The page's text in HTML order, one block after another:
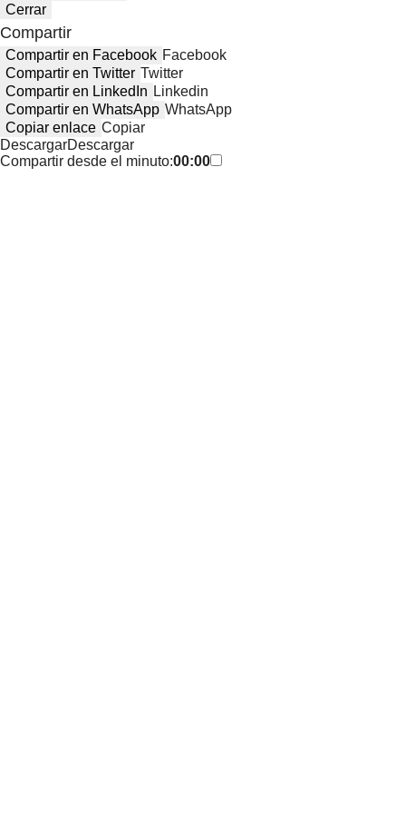
Cerrar
Compartir
Compartir en Facebook Facebook
Compartir en Twitter Twitter
Compartir en LinkedIn Linkedin
Compartir en WhatsApp WhatsApp
Copiar enlace Copiar
DescargarDescargar
Compartir desde el minuto:00:00